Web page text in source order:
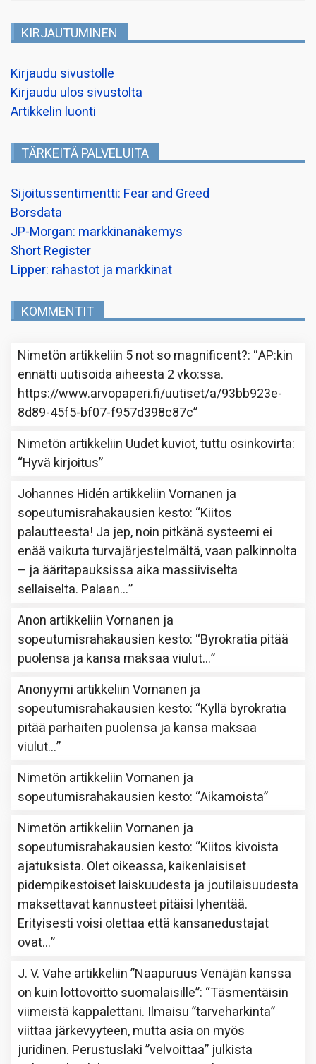
KIRJAUTUMINEN
Kirjaudu sivustolle
Kirjaudu ulos sivustolta
Artikkelin luonti
TÄRKEITÄ PALVELUITA
Sijoitussentimentti: Fear and Greed
Borsdata
JP-Morgan: markkinanäkemys
Short Register
Lipper: rahastot ja markkinat
KOMMENTIT
Nimetön artikkeliin 5 not so magnificent?: “AP:kin
ennätti uutisoida aiheesta 2 vko:ssa.
https://www.arvopaperi.fi/uutiset/a/93bb923e-
8d89-45f5-bf07-f957d398c87c”
Nimetön artikkeliin Uudet kuviot, tuttu osinkovirta:
“Hyvä kirjoitus”
Johannes Hidén artikkeliinVornanen ja
sopeutumisrahakausien kesto: “Kiitos
palautteesta! Ja jep, noin pitkänä systeemi ei
enää vaikuta turvajärjestelmältä, vaan palkinnolta
– ja ääritapauksissa aika massiiviselta
sellaiselta. Palaan…”
Anon artikkeliinVornanen ja
sopeutumisrahakausien kesto: “Byrokratia pitää
puolensa ja kansa maksaa viulut…”
Anonyymi artikkeliinVornanen ja
sopeutumisrahakausien kesto: “Kyllä byrokratia
pitää parhaiten puolensa ja kansa maksaa
viulut…”
Nimetön artikkeliinVornanen ja
sopeutumisrahakausien kesto: “Aikamoista”
Nimetön artikkeliinVornanen ja
sopeutumisrahakausien kesto: “Kiitos kivoista
ajatuksista. Olet oikeassa, kaikenlaisiset
pidempikestoiset laiskuudesta ja joutilaisuudesta
maksettavat kannusteet pitäisi lyhentää.
Erityisesti voisi olettaa että kansanedustajat
ovat…”
J. V. Vahe artikkeliin”Naapuruus Venäjän kanssa
on kuin lottovoitto suomalaisille”: “Täsmentäisin
viimeistä kappalettani. Ilmaisu ”tarveharkinta”
viittaa järkevyyteen, mutta asia on myös
juridinen. Perustuslaki ”velvoittaa” julkista